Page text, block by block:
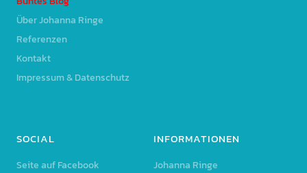
Über Johanna Ringe
Referenzen
Kontakt
Impressum & Datenschutz
SOCIAL
Seite auf Facebook
INFORMATIONEN
Johanna Ringe